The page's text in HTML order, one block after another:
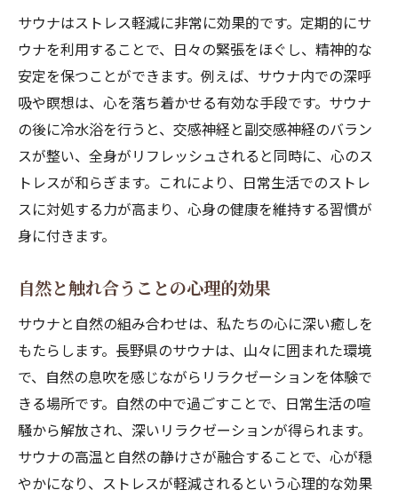
サウナはストレス軽減に非常に効果的です。定期的にサ
ウナを利用することで、日々の緊張をほぐし、精神的な
安定を保つことができます。例えば、サウナ内での深呼
吸や瞑想は、心を落ち着かせる有効な手段です。サウナ
の後に冷水浴を行うと、交感神経と副交感神経のバラン
スが整い、全身がリフレッシュされると同時に、心のス
トレスが和らぎます。これにより、日常生活でのストレ
スに対処する力が高まり、心身の健康を維持する習慣が
身に付きます。
自然と触れ合うことの心理的効果
サウナと自然の組み合わせは、私たちの心に深い癒しを
もたらします。長野県のサウナは、山々に囲まれた環境
で、自然の息吹を感じながらリラクゼーションを体験で
きる場所です。自然の中で過ごすことで、日常生活の喧
騒から解放され、深いリラクゼーションが得られます。
サウナの高温と自然の静けさが融合することで、心が穏
やかになり、ストレスが軽減されるという心理的な効果